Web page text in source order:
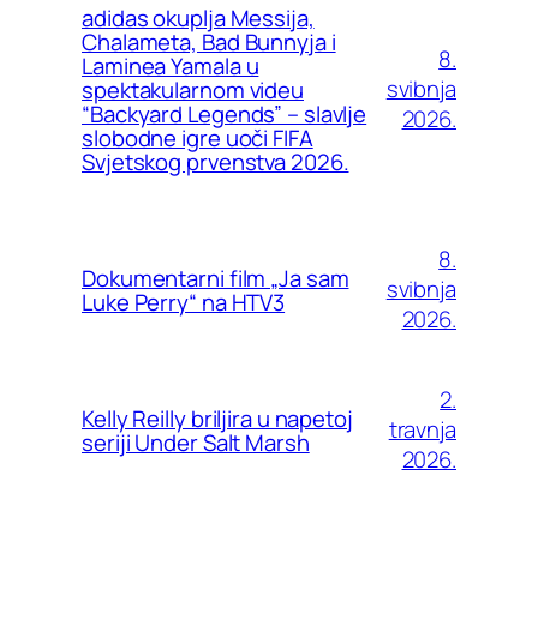
adidas okuplja Messija,
Chalameta, Bad Bunnyja i
Laminea Yamala u
spektakularnom videu
“Backyard Legends” – slavlje
slobodne igre uoči FIFA
Svjetskog prvenstva 2026.
8.
svibnja
2026.
Dokumentarni film „Ja sam
Luke Perry“ na HTV3
8.
svibnja
2026.
Kelly Reilly briljira u napetoj
seriji Under Salt Marsh
2.
travnja
2026.